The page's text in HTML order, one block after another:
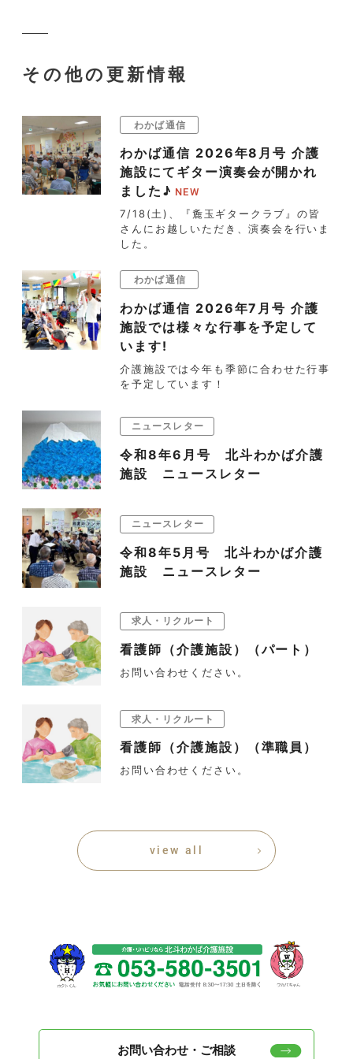
その他の更新情報
わかば通信
わかば通信 2026年8月号 介護
施設にてギター演奏会が開かれ
ました♪
7/18(土)、『麁玉ギタークラブ』の皆
さんにお越しいただき、演奏会を行いま
した。
わかば通信
わかば通信 2026年7月号 介護
施設では様々な行事を予定して
います!
介護施設では今年も季節に合わせた行事
を予定しています！
ニュースレター
令和8年6月号 北斗わかば介護
施設 ニュースレター
ニュースレター
令和8年5月号 北斗わかば介護
施設 ニュースレター
求人・リクルート
看護師（介護施設）（パート）
お問い合わせください。
求人・リクルート
看護師（介護施設）（準職員）
お問い合わせください。
view all
お問い合わせ・ご相談